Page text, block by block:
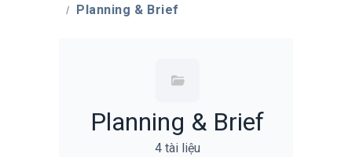
Planning & Brief
Planning & Brief
4 tài liệu